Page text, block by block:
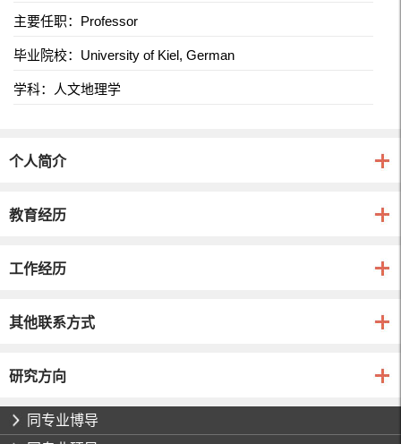
主要任职：Professor
毕业院校：University of Kiel, German
学科：人文地理学
个人简介
教育经历
工作经历
其他联系方式
研究方向
同专业博导